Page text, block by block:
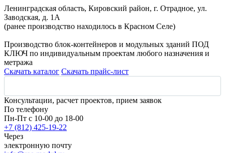
Ленинградская область, Кировский район, г. Отрадное, ул.
Заводская, д. 1А
(ранее производство находилось в Красном Селе)
Производство блок-контейнеров и модульных зданий ПОД
КЛЮЧ по индивидуальным проектам любого назначения и
метража
Скачать каталог Скачать прайс-лист
Консультации, расчет проектов, прием заявок
По телефону
Пн-Пт с 10-00 до 18-00
+7 (812) 425-19-22
Через
электронную почту